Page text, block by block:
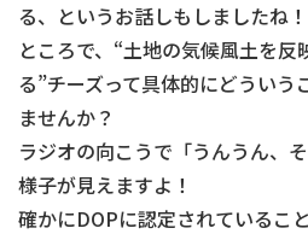
る、というお話しもしましたね！
ところで、“土地の気候風土を
る”チーズって具体的にどういう
ませんか？
ラジオの向こうで「うんうん、
様子が見えますよ！
確かにDOPに認定されているこ